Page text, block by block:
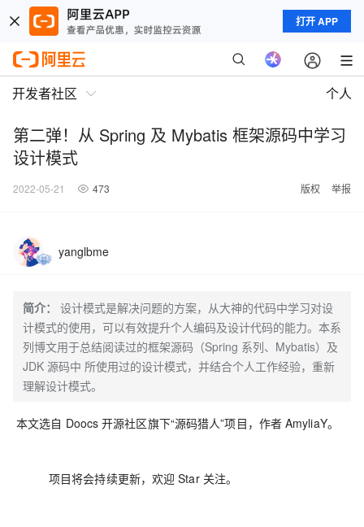
打开 APP
开发者社区 个人
第二弹！从 Spring 及 Mybatis 框架源码中学习
设计模式
2022-05-21 473 版权 举报
yanglbme
简介：
设计模式是解决问题的方案，从大神的代码中学习对设
计模式的使用，可以有效提升个人编码及设计代码的能力。本系
列博文用于总结阅读过的框架源码（Spring 系列、Mybatis）及
JDK 源码中 所使用过的设计模式，并结合个人工作经验，重新
理解设计模式。
本文选自 Doocs 开源社区旗下“源码猎人”项目，作者 AmyliaY。
项目将会持续更新，欢迎 Star 关注。